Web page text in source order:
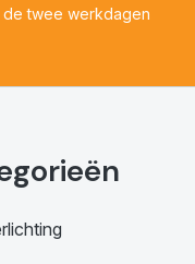
de twee werkdagen